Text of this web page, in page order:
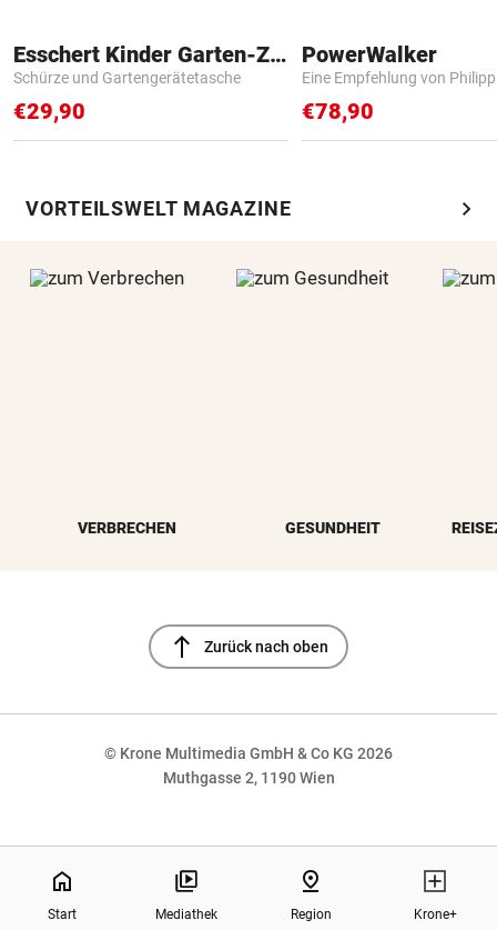
Esschert Kinder Garten-Zubehör
Schürze und Gartengerätetasche
€29,90
PowerWalker
Eine Empfehlung von
€78,90
VORTEILSWELT MAGAZINE chevron_right
VERBRECHEN GESUNDHEIT
north Zurück nach oben
© Krone Multimedia GmbH & Co KG 2026
Muthgasse 2, 1190 Wien
home
Start Mediathek
pin_drop
Region Krone+
NaN%